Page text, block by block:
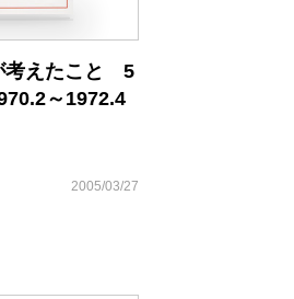
考えたこと 5
～1972.4
2005/03/27